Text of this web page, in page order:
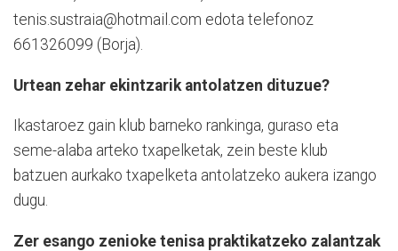
tenis.sustraia@hotmail.com edota telefonoz
661326099 (Borja).
Urtean zehar ekintzarik antolatzen dituzue?
Ikastaroez gain klub barneko rankinga, guraso eta
seme-alaba arteko txapelketak, zein beste klub
batzuen aurkako txapelketa antolatzeko aukera izango
dugu.
Zer esango zenioke tenisa praktikatzeko zalantzak